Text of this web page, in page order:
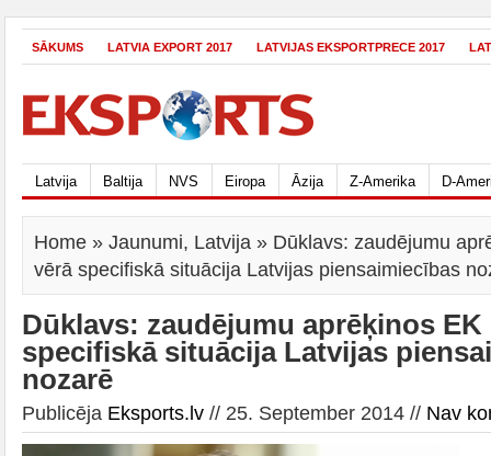
SĀKUMS LATVIA EXPORT 2017 LATVIJAS EKSPORTPRECE 2017
Latvija Baltija NVS Eiropa Āzija Z-Amerika D-
Home » Jaunumi, Latvija » Dūklavs: zaudējumu
vērā specifiskā situācija Latvijas piensaimiecības
Dūklavs: zaudējumu aprēķinos EK
specifiskā situācija Latvijas
nozarē
Publicēja Eksports.lv // 25. September 2014 // Nav